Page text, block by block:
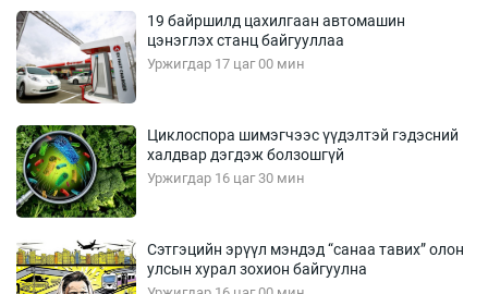
19 байршилд цахилгаан автомашин
цэнэглэх станц байгууллаа
Уржигдар 17 цаг 00 мин
Циклоспора шимэгчээс үүдэлтэй гэдэсний
халдвар дэгдэж болзошгүй
Уржигдар 16 цаг 30 мин
Сэтгэцийн эрүүл мэндэд “санаа тавих” олон
улсын хурал зохион байгуулна